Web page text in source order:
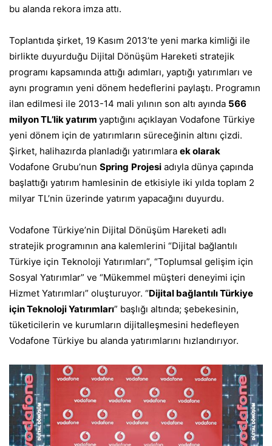
bu alanda rekora imza attı.
Toplantıda şirket, 19 Kasım 2013’te yeni marka kimliği ile
birlikte duyurduğu Dijital Dönüşüm Hareketi stratejik
programı kapsamında attığı adımları, yaptığı yatırımları ve
aynı programın yeni dönem hedeflerini paylaştı. Programın
ilan edilmesi ile 2013-14 mali yılının son altı ayında 566
milyon TL’lik yatırım yaptığını açıklayan Vodafone Türkiye
yeni dönem için de yatırımların süreceğinin altını çizdi.
Şirket, halihazırda planladığı yatırımlara ek olarak
Vodafone Grubu’nun Spring Projesi adıyla dünya çapında
başlattığı yatırım hamlesinin de etkisiyle iki yılda toplam 2
milyar TL’nin üzerinde yatırım yapacağını duyurdu.
Vodafone Türkiye’nin Dijital Dönüşüm Hareketi adlı
stratejik programının ana kalemlerini “Dijital bağlantılı
Türkiye için Teknoloji Yatırımları”, “Toplumsal gelişim için
Sosyal Yatırımlar” ve “Mükemmel müşteri deneyimi için
Hizmet Yatırımları” oluşturuyor. “Dijital bağlantılı Türkiye
için Teknoloji Yatırımları” başlığı altında; şebekesinin,
tüketicilerin ve kurumların dijitalleşmesini hedefleyen
Vodafone Türkiye bu alanda yatırımlarını hızlandırıyor.